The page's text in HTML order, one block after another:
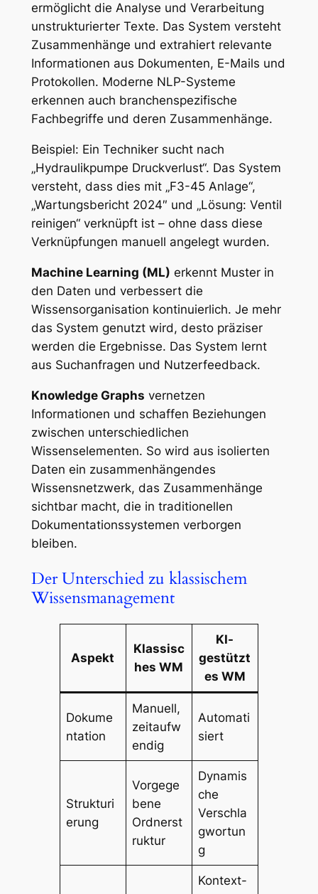
ermöglicht die Analyse und Verarbeitung
unstrukturierter Texte. Das System versteht
Zusammenhänge und extrahiert relevante
Informationen aus Dokumenten, E-Mails und
Protokollen. Moderne NLP-Systeme
erkennen auch branchenspezifische
Fachbegriffe und deren Zusammenhänge.
Beispiel: Ein Techniker sucht nach
„Hydraulikpumpe Druckverlust“. Das System
versteht, dass dies mit „F3-45 Anlage“,
„Wartungsbericht 2024″ und „Lösung: Ventil
reinigen“ verknüpft ist – ohne dass diese
Verknüpfungen manuell angelegt wurden.
Machine Learning (ML) erkennt Muster in
den Daten und verbessert die
Wissensorganisation kontinuierlich. Je mehr
das System genutzt wird, desto präziser
werden die Ergebnisse. Das System lernt
aus Suchanfragen und Nutzerfeedback.
Knowledge Graphs vernetzen
Informationen und schaffen Beziehungen
zwischen unterschiedlichen
Wissenselementen. So wird aus isolierten
Daten ein zusammenhängendes
Wissensnetzwerk, das Zusammenhänge
sichtbar macht, die in traditionellen
Dokumentationssystemen verborgen
bleiben.
Der Unterschied zu klassischem
Wissensmanagement
Aspekt
Klassisc
hes WM
KI-
gestützt
es WM
Dokume
ntation
Manuell,
zeitaufw
endig
Automati
siert
Strukturi
erung
Vorgege
bene
Ordnerst
ruktur
Dynamis
che
Verschla
gwortun
g
Kontext-